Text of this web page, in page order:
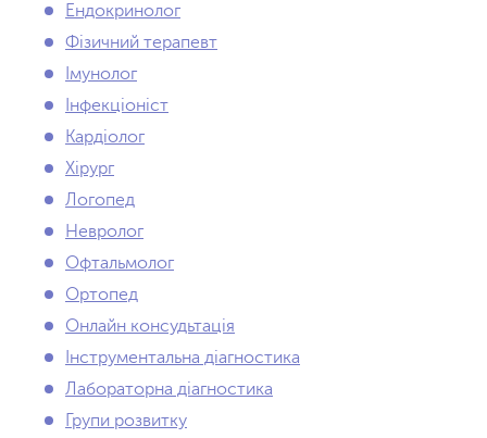
Ендокринолог
Фізичний терапевт
Імунолог
Інфекціоніст
Кардіолог
Хірург
Логопед
Невролог
Офтальмолог
Ортопед
Онлайн консудьтація
Інструментальна діагностика
Лабораторна діагностика
Групи розвитку